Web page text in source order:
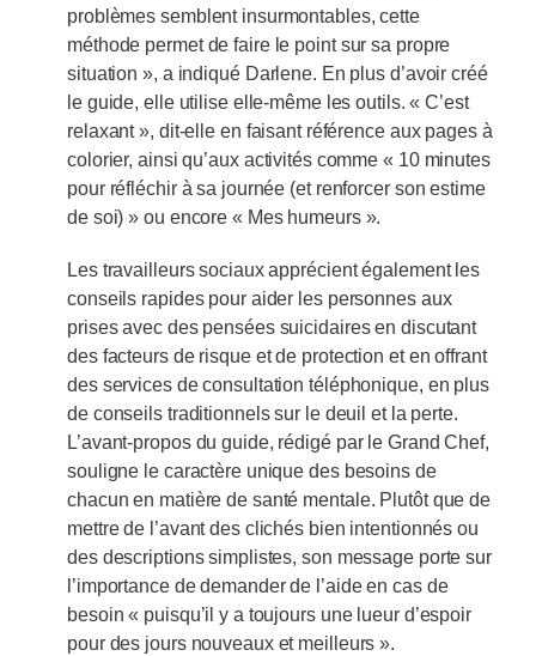
problèmes semblent insurmontables, cette
méthode permet de faire le point sur sa propre
situation », a indiqué Darlene. En plus d’avoir créé
le guide, elle utilise elle-même les outils. « C’est
relaxant », dit-elle en faisant référence aux pages à
colorier, ainsi qu’aux activités comme « 10 minutes
pour réfléchir à sa journée (et renforcer son estime
de soi) » ou encore « Mes humeurs ».
Les travailleurs sociaux apprécient également les
conseils rapides pour aider les personnes aux
prises avec des pensées suicidaires en discutant
des facteurs de risque et de protection et en offrant
des services de consultation téléphonique, en plus
de conseils traditionnels sur le deuil et la perte.
L’avant‑propos du guide, rédigé par le Grand Chef,
souligne le caractère unique des besoins de
chacun en matière de santé mentale. Plutôt que de
mettre de l’avant des clichés bien intentionnés ou
des descriptions simplistes, son message porte sur
l’importance de demander de l’aide en cas de
besoin « puisqu’il y a toujours une lueur d’espoir
pour des jours nouveaux et meilleurs ».